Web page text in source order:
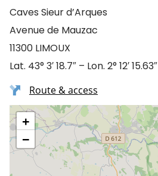
Caves Sieur d’Arques
Avenue de Mauzac
11300 LIMOUX
Lat. 43° 3′ 18.7″ – Lon. 2° 12′ 15.63″
Route & access
+
−